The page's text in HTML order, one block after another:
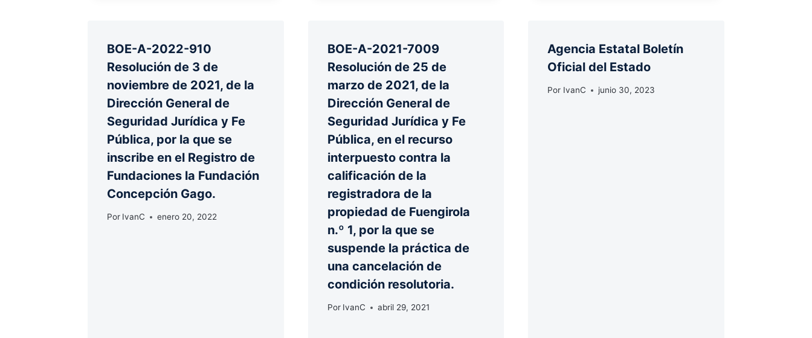
BOE-A-2022-910
Resolución de 3 de
noviembre de 2021, de la
Dirección General de
Seguridad Jurídica y Fe
Pública, por la que se
inscribe en el Registro de
Fundaciones la Fundación
Concepción Gago.
Por IvanC enero 20, 2022
BOE-A-2021-7009
Resolución de 25 de
marzo de 2021, de la
Dirección General de
Seguridad Jurídica y Fe
Pública, en el recurso
interpuesto contra la
calificación de la
registradora de la
propiedad de Fuengirola
n.º 1, por la que se
suspende la práctica de
una cancelación de
condición resolutoria.
Por IvanC abril 29, 2021
Agencia Estatal Boletín
Oficial del Estado
Por IvanC junio 30, 2023